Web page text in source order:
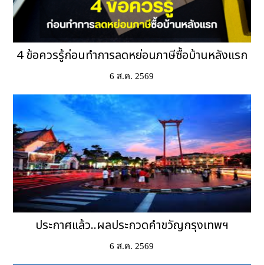
4 ข้อควรรู้ก่อนทำการลดหย่อนภาษีซื้อบ้านหลังแรก
6 ส.ค. 2569
ประกาศแล้ว..ผลประกวดคำขวัญกรุงเทพ​ฯ
6 ส.ค. 2569